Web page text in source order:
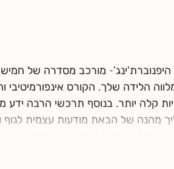
מורכב מסדרה של
הלידה שלך. הקורס אינפורמיטיבי
קלה יותר. בנוסף תרכשי הרבה ידע
מהנה של הבאת מודעות עצמית
ולתמוך בלידה עדינה כאשר
אחד עם השנייה, עם התינוק.ת